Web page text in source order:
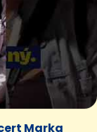
Marka